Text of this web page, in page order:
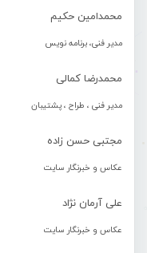
محمدامین حکیم
مدیر فنی، برنامه نویس
محمدرضا کمالی
مدیر فنی ، طراح ، پشتیبان
مجتبی حسن زاده
عکاس و خبرنگار سایت
علی آرمان نژاد
عکاس و خبرنگار سایت